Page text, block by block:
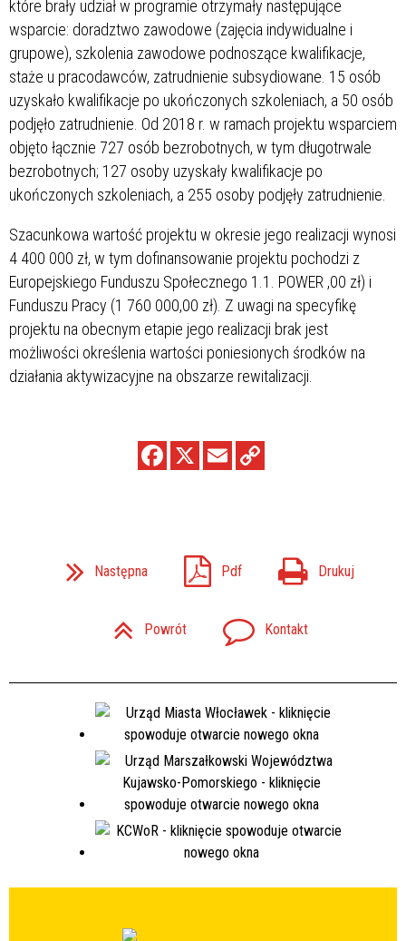
które brały udział w programie otrzymały następujące
wsparcie: doradztwo zawodowe (zajęcia indywidualne i
grupowe), szkolenia zawodowe podnoszące kwalifikacje,
staże u pracodawców, zatrudnienie subsydiowane. 15 osób
uzyskało kwalifikacje po ukończonych szkoleniach, a 50 osób
podjęło zatrudnienie. Od 2018 r. w ramach projektu wsparciem
objęto łącznie 727 osób bezrobotnych, w tym długotrwale
bezrobotnych; 127 osoby uzyskały kwalifikacje po
ukończonych szkoleniach, a 255 osoby podjęły zatrudnienie.
Szacunkowa wartość projektu w okresie jego realizacji wynosi
4 400 000 zł, w tym dofinansowanie projektu pochodzi z
Europejskiego Funduszu Społecznego 1.1. POWER ,00 zł) i
Funduszu Pracy (1 760 000,00 zł). Z uwagi na specyfikę
projektu na obecnym etapie jego realizacji brak jest
możliwości określenia wartości poniesionych środków na
działania aktywizacyjne na obszarze rewitalizacji.
Następna Pdf Drukuj
Powrót Kontakt